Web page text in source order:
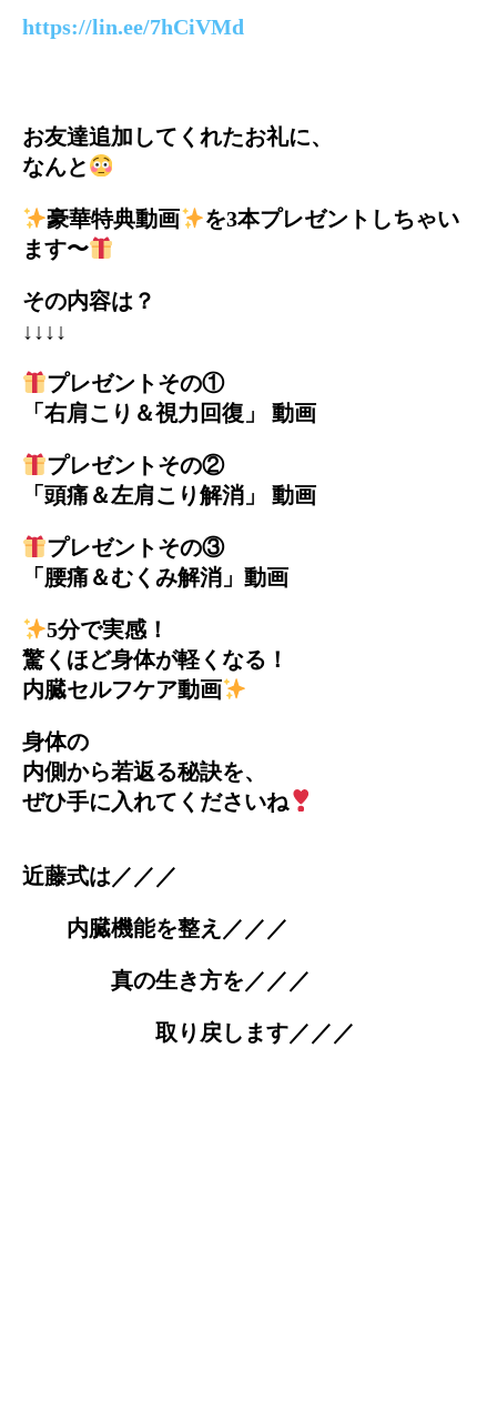
https://lin.ee/7hCiVMd
お友達追加してくれたお礼に、
なんと
豪華特典動画
を3本プレゼントしちゃい
ます〜
その内容は？
↓↓↓↓
プレゼントその①
「右肩こり＆視力回復」 動画
プレゼントその②
「頭痛＆左肩こり解消」 動画
プレゼントその③
「腰痛＆むくみ解消」動画
5分で実感！
驚くほど身体が軽くなる！
内臓セルフケア動画
身体の
内側から若返る秘訣を、
ぜひ手に入れてくださいね
近藤式は／／／
内臓機能を整え／／／
真の生き方を／／／
取り戻します／／／